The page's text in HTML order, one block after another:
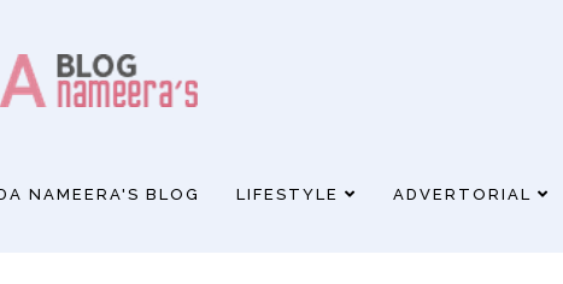
NAMEERA'S BLOG LIFESTYLE ADVERTORIAL